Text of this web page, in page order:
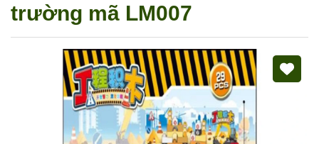
trường mã LM007